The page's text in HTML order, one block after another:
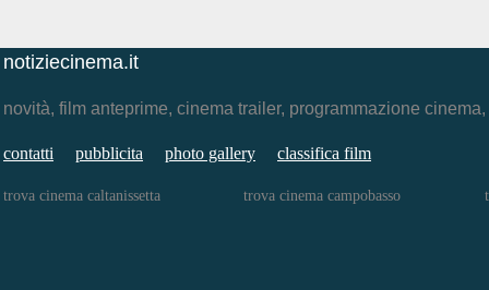
notiziecinema.it
novità, film anteprime, cinema trailer, programmazione
contatti pubblicita photo gallery classifica film
trova cinema caltanissetta trova cinema campobasso